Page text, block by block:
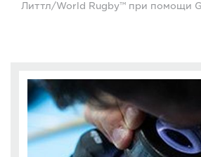
Литтл/World Rugby™ при помощи